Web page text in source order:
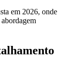
em 2026, onde